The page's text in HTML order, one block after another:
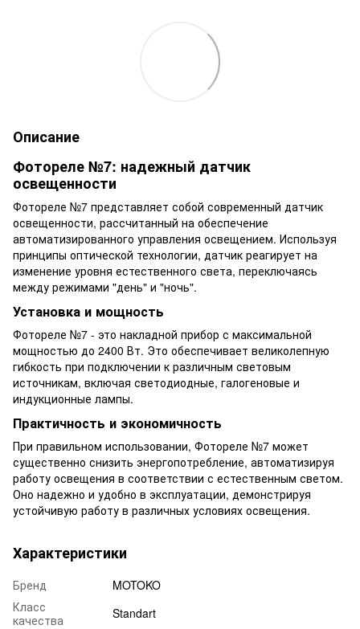
Описание
Фотореле №7: надежный датчик
освещенности
Фотореле №7 представляет собой современный датчик
освещенности, рассчитанный на обеспечение
автоматизированного управления освещением. Используя
принципы оптической технологии, датчик реагирует на
изменение уровня естественного света, переключаясь
между режимами "день" и "ночь".
Установка и мощность
Фотореле №7 - это накладной прибор с максимальной
мощностью до 2400 Вт. Это обеспечивает великолепную
гибкость при подключении к различным световым
источникам, включая светодиодные, галогеновые и
индукционные лампы.
Практичность и экономичность
При правильном использовании, Фотореле №7 может
существенно снизить энергопотребление, автоматизируя
работу освещения в соответствии с естественным светом.
Оно надежно и удобно в эксплуатации, демонстрируя
устойчивую работу в различных условиях освещения.
Характеристики
Бренд
MOTOKO
Класс
качества
Standart